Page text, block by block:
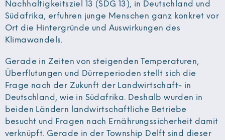
Nachhaltigkeitsziel 13 (SDG 13), in Deutschland und
Südafrika, erfuhren junge Menschen ganz konkret vor
Ort die Hintergründe und Auswirkungen des
Klimawandels.
Gerade in Zeiten von steigenden Temperaturen,
Überflutungen und Dürreperioden stellt sich die
Frage nach der Zukunft der Landwirtschaft- in
Deutschland, wie in Südafrika. Deshalb wurden in
beiden Ländern landwirtschaftliche Betriebe
besucht und Fragen nach Ernährungssicherheit damit
verknüpft. Gerade in der Township Delft sind dieser